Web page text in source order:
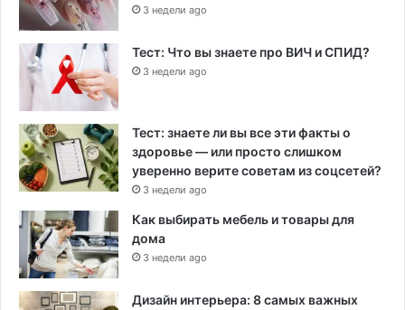
3 недели ago
Тест: Что вы знаете про ВИЧ и СПИД?
3 недели ago
Тест: знаете ли вы все эти факты о
здоровье — или просто слишком
уверенно верите советам из соцсетей?
3 недели ago
Как выбирать мебель и товары для
дома
3 недели ago
Дизайн интерьера: 8 самых важных